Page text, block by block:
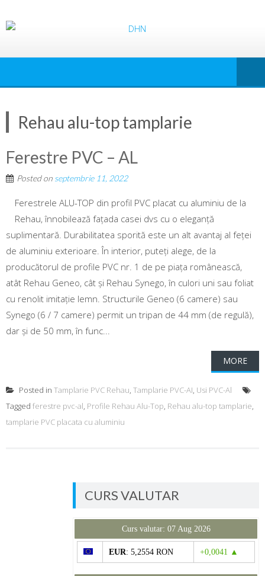
Rehau alu-top tamplarie
Ferestre PVC – AL
Posted on septembrie 11, 2022
Ferestrele ALU-TOP din profil PVC placat cu aluminiu de la
Rehau, înnobilează fațada casei dvs cu o eleganță
suplimentară. Durabilitatea sporită este un alt avantaj al feței
de aluminiu exterioare. În interior, puteți alege, de la
producătorul de profile PVC nr. 1 de pe piața românească,
atât Rehau Geneo, cât și Rehau Synego, în culori uni sau foliat
cu renolit imitație lemn. Structurile Geneo (6 camere) sau
Synego (6 / 7 camere) permit un tripan de 44 mm (de regulă),
dar și de 50 mm, în func...
MORE
Posted in Tamplarie PVC Rehau, Tamplarie PVC-AI, Usi PVC-Al
Tagged ferestre pvc-al, Profile Rehau Alu-Top, Rehau alu-top tamplarie,
tamplarie PVC placata cu aluminiu
CURS VALUTAR
Curs valutar: 07 Aug 2026
EUR: 5,2554 RON +0,0041 ▲